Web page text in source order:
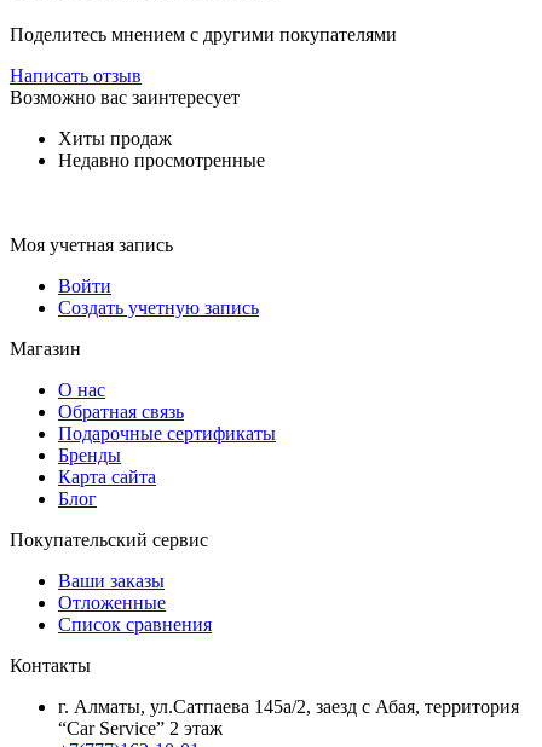
Поделитесь мнением с другими покупателями
Написать отзыв
Возможно вас заинтересует
Хиты продаж
Недавно просмотренные
Моя учетная запись
Войти
Создать учетную запись
Магазин
О нас
Обратная связь
Подарочные сертификаты
Бренды
Карта сайта
Блог
Покупательский сервис
Ваши заказы
Отложенные
Список сравнения
Контакты
г. Алматы, ул.Сатпаева 145а/2, заезд с Абая, территория
“Car Service” 2 этаж